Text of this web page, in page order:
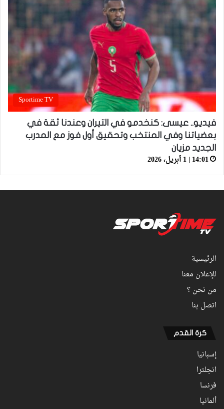
Sportime TV
فيديو.. عيسى: كنخدمو في التيران وعندنا ثقة في
بعضياتنا وفي المنتخب وتحقيق أول فوز مع المدرب
الجديد مزيان
14:01 | 1 أبريل، 2026
الرئيسية
للإعلان معنا
من نحن ؟
اتصل بنا
كرة القدم
إسبانيا
انجلترا
فرنسا
ألمانيا